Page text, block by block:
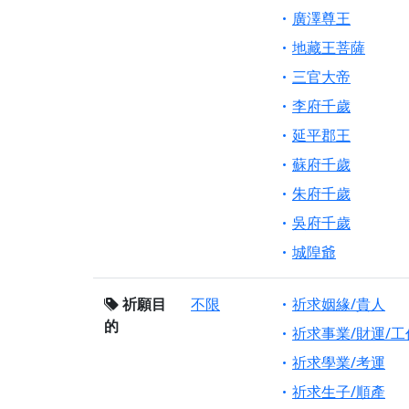
廣澤尊王
地藏王菩薩
三官大帝
李府千歲
延平郡王
蘇府千歲
朱府千歲
吳府千歲
城隍爺
祈願目
的
不限
祈求姻緣/貴人
祈求事業/財運/工
祈求學業/考運
祈求生子/順產